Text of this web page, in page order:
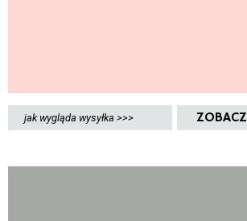
jak wygląda wysyłka >>> ZOBACZ